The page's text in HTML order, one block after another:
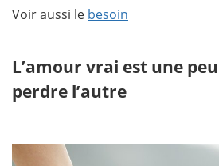
Voir aussi le besoin
L’amour vrai est une
perdre l’autre